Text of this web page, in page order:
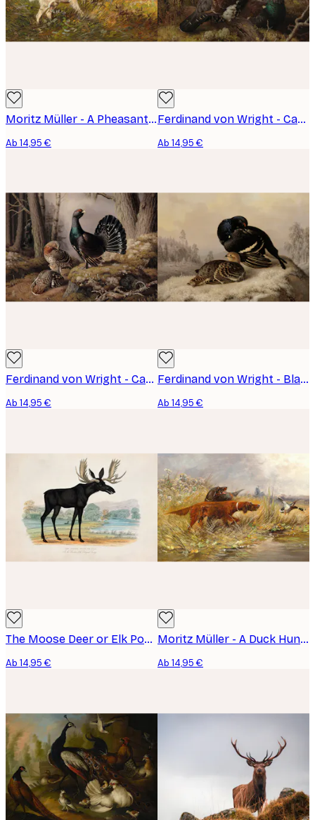
Moritz Müller - A Pheasant Hunt Poster
Ab 14,95 €
Ferdinand von Wright - Capercaillies Cocks Poster
Ab 14,95 €
Ferdinand von Wright - Capercaillies Courting Poster
Ab 14,95 €
Ferdinand von Wright - Black Grouse, Cock and Hen Poster
Ab 14,95 €
The Moose Deer or Elk Poster
Ab 14,95 €
Moritz Müller - A Duck Hunt Poster
Ab 14,95 €